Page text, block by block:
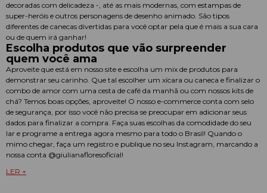
decoradas com delicadeza -, até as mais modernas, com estampas de
super-heróis e outros personagens de desenho animado. São tipos
diferentes de canecas divertidas para você optar pela que é mais a sua cara
ou de quem irá ganhar!
Escolha produtos que vão surpreender
quem você ama
Aproveite que está em nosso site e escolha um mix de produtos para
demonstrar seu carinho. Que tal escolher um xícara ou caneca e finalizar o
combo de amor com uma cesta de café da manhã ou com nossos kits de
chá? Temos boas opções, aproveite! O nosso e-commerce conta com selo
de segurança, por isso você não precisa se preocupar em adicionar seus
dados para finalizar a compra. Faça suas escolhas da comodidade do seu
lar e programe a entrega agora mesmo para todo o Brasil! Quando o
mimo chegar, faça um registro e publique no seu Instagram, marcando a
nossa conta @giulianafloresoficial!
LER +